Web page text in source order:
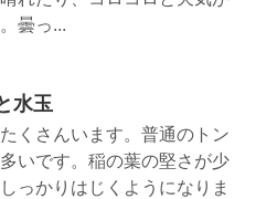
曇っ...
水玉
くさんいます。普通のトン
いです。稲の葉の堅さが少
っかりはじくようになりま